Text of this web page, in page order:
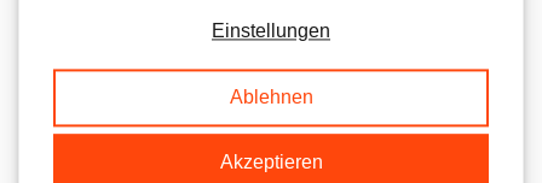
Zentralheizung (Intergas Kombitherme)
4-Flammen-Gasherd
Winterisolierung
Einstellungen
Ablehnen
Akzeptieren